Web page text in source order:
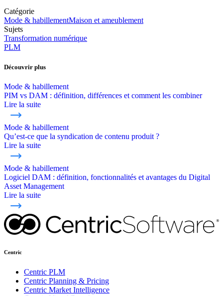
Catégorie
Mode & habillementMaison et ameublement
Sujets
Transformation numérique
PLM
Découvrir plus
Mode & habillement
PIM vs DAM : définition, différences et comment les combiner
Lire la suite
Mode & habillement
Qu’est-ce que la syndication de contenu produit ?
Lire la suite
Mode & habillement
Logiciel DAM : définition, fonctionnalités et avantages du Digital
Asset Management
Lire la suite
Centric
Centric PLM
Centric Planning & Pricing
Centric Market Intelligence